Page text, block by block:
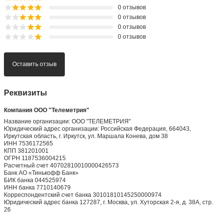
0 отзывов
0 отзывов
0 отзывов
0 отзывов
Оставить отзыв
Реквизиты
Компания ООО "Телеметрия"
Название организации: ООО "ТЕЛЕМЕТРИЯ"
Юридический адрес организации: Российская Федерация, 664043,
Иркутская область, г. Иркутск, ул. Маршала Конева, дом 38
ИНН 7536172565
КПП 381201001
ОГРН 1187536004215
Расчетный счет 40702810010000426573
Банк АО «Тинькофф Банк»
БИК банка 044525974
ИНН банка 7710140679
Корреспондентский счет банка 30101810145250000974
Юридический адрес банка 127287, г. Москва, ул. Хуторская 2-я, д. 38А, стр.
26